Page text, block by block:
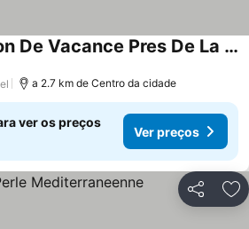
Charmante Maison De Vacance Pres De La Plage
a 2.7 km de Centro da cidade
ver os preços
Ver preços
Partilhar